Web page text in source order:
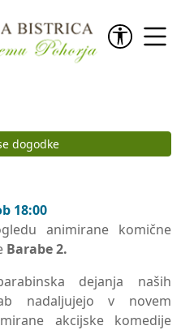
dogodke
18:00
animirane komične
Barabe 2.
dejanja naših
nadaljujejo v novem
akcijske komedije